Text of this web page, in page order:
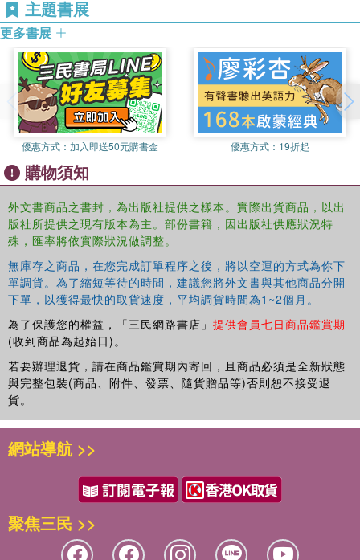
主題書展
更多書展
優惠方式： 加入即送50元購書金 優惠方式： 19折起
購物須知
外文書商品之書封，為出版社提供之樣本。實際出貨商品，以出
版社所提供之現有版本為主。部份書籍，因出版社供應狀況特
殊，匯率將依實際狀況做調整。
無庫存之商品，在您完成訂單程序之後，將以空運的方式為你下
單調貨。為了縮短等待的時間，建議您將外文書與其他商品分開
下單，以獲得最快的取貨速度，平均調貨時間為1~2個月。
為了保護您的權益，「三民網路書店」 提供會員七日商品鑑賞期
(收到商品為起始日)。
若要辦理退貨，請在商品鑑賞期內寄回，且商品必須是全新狀態
與完整包裝(商品、附件、發票、隨貨贈品等)否則恕不接受退
貨。
網站導航 >>
聚焦三民 >>